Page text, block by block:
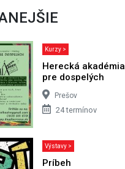
Kurzy >
Herecká akadémia
pre dospelých
Prešov
24 termínov
Výstavy >
Príbeh